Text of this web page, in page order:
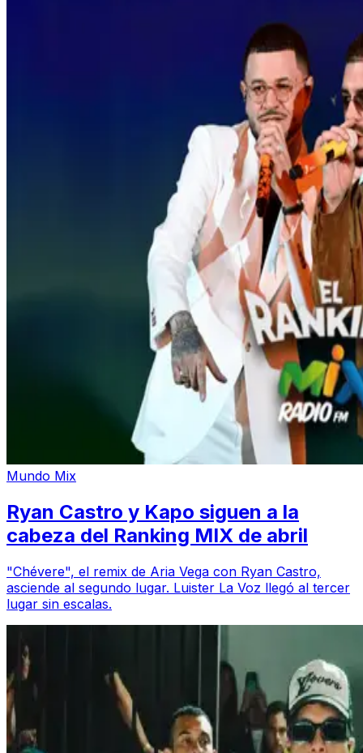
Mundo Mix
Ryan Castro y Kapo siguen a la
cabeza del Ranking MIX de abril
"Chévere", el remix de Aria Vega con Ryan Castro,
asciende al segundo lugar. Luister La Voz llegó al tercer
lugar sin escalas.